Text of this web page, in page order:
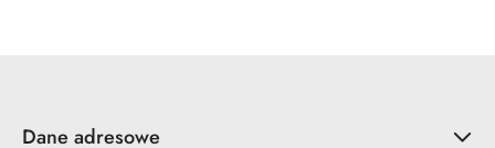
Dane adresowe